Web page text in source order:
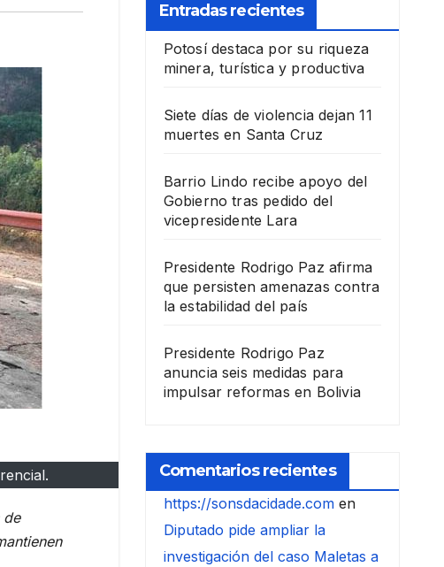
de
Entradas recientes
Potosí destaca por su riqueza
minera, turística y productiva
Siete días de violencia dejan 11
muertes en Santa Cruz
Barrio Lindo recibe apoyo del
Gobierno tras pedido del
vicepresidente Lara
Presidente Rodrigo Paz afirma
que persisten amenazas contra
la estabilidad del país
Presidente Rodrigo Paz
anuncia seis medidas para
impulsar reformas en Bolivia
Comentarios recientes
https://sonsdacidade.comen
Diputado pide ampliar la
investigación del caso Maletas a